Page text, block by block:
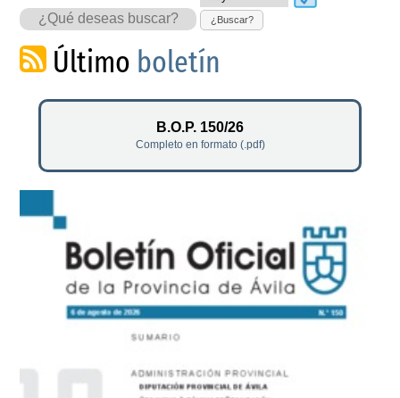
¿Buscar?
Último boletín
B.O.P. 150/26
Completo en formato (.pdf)